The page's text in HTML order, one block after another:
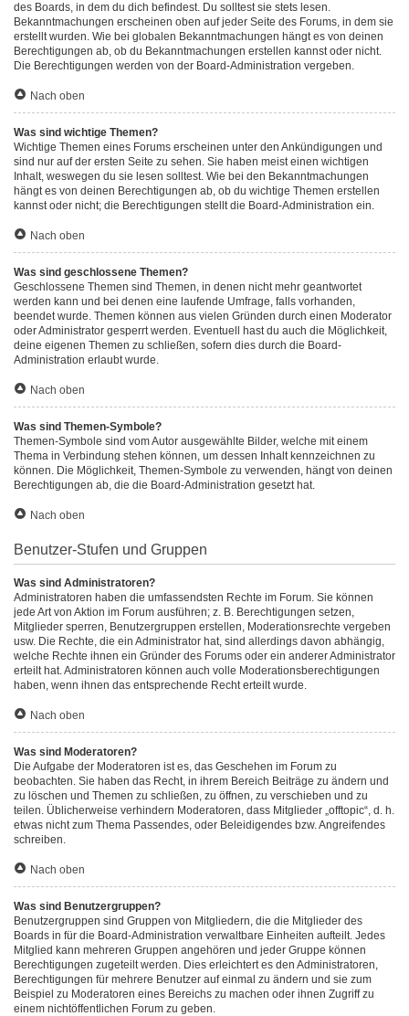
des Boards, in dem du dich befindest. Du solltest sie stets lesen.
Bekanntmachungen erscheinen oben auf jeder Seite des Forums, in dem sie
erstellt wurden. Wie bei globalen Bekanntmachungen hängt es von deinen
Berechtigungen ab, ob du Bekanntmachungen erstellen kannst oder nicht.
Die Berechtigungen werden von der Board-Administration vergeben.
Nach oben
Was sind wichtige Themen?
Wichtige Themen eines Forums erscheinen unter den Ankündigungen und
sind nur auf der ersten Seite zu sehen. Sie haben meist einen wichtigen
Inhalt, weswegen du sie lesen solltest. Wie bei den Bekanntmachungen
hängt es von deinen Berechtigungen ab, ob du wichtige Themen erstellen
kannst oder nicht; die Berechtigungen stellt die Board-Administration ein.
Nach oben
Was sind geschlossene Themen?
Geschlossene Themen sind Themen, in denen nicht mehr geantwortet
werden kann und bei denen eine laufende Umfrage, falls vorhanden,
beendet wurde. Themen können aus vielen Gründen durch einen Moderator
oder Administrator gesperrt werden. Eventuell hast du auch die Möglichkeit,
deine eigenen Themen zu schließen, sofern dies durch die Board-
Administration erlaubt wurde.
Nach oben
Was sind Themen-Symbole?
Themen-Symbole sind vom Autor ausgewählte Bilder, welche mit einem
Thema in Verbindung stehen können, um dessen Inhalt kennzeichnen zu
können. Die Möglichkeit, Themen-Symbole zu verwenden, hängt von deinen
Berechtigungen ab, die die Board-Administration gesetzt hat.
Nach oben
Benutzer-Stufen und Gruppen
Was sind Administratoren?
Administratoren haben die umfassendsten Rechte im Forum. Sie können
jede Art von Aktion im Forum ausführen; z. B. Berechtigungen setzen,
Mitglieder sperren, Benutzergruppen erstellen, Moderationsrechte vergeben
usw. Die Rechte, die ein Administrator hat, sind allerdings davon abhängig,
welche Rechte ihnen ein Gründer des Forums oder ein anderer Administrator
erteilt hat. Administratoren können auch volle Moderationsberechtigungen
haben, wenn ihnen das entsprechende Recht erteilt wurde.
Nach oben
Was sind Moderatoren?
Die Aufgabe der Moderatoren ist es, das Geschehen im Forum zu
beobachten. Sie haben das Recht, in ihrem Bereich Beiträge zu ändern und
zu löschen und Themen zu schließen, zu öffnen, zu verschieben und zu
teilen. Üblicherweise verhindern Moderatoren, dass Mitglieder „offtopic“, d. h.
etwas nicht zum Thema Passendes, oder Beleidigendes bzw. Angreifendes
schreiben.
Nach oben
Was sind Benutzergruppen?
Benutzergruppen sind Gruppen von Mitgliedern, die die Mitglieder des
Boards in für die Board-Administration verwaltbare Einheiten aufteilt. Jedes
Mitglied kann mehreren Gruppen angehören und jeder Gruppe können
Berechtigungen zugeteilt werden. Dies erleichtert es den Administratoren,
Berechtigungen für mehrere Benutzer auf einmal zu ändern und sie zum
Beispiel zu Moderatoren eines Bereichs zu machen oder ihnen Zugriff zu
einem nichtöffentlichen Forum zu geben.